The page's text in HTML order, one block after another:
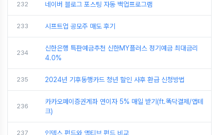
232 네이버 블로그 포스팅 자동 백업프로그램
233 시프트업 공모주 매도 후기
234
신한은행 특판예금추천 신한MY플러스 정기예금 최대금리
4.0%
235 2024년 기후동행카드 청년 할인 사후 환급 신청방법
236
카카오페이증권계좌 연이자 5% 매일 받기(ft.똑닥결제/앱테
크)
237 인덱스 펀드와 액티브 펀드 비교